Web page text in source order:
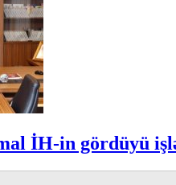
İH-in gördüyü